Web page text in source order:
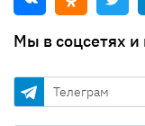
Мы в соцсетях
Телеграм